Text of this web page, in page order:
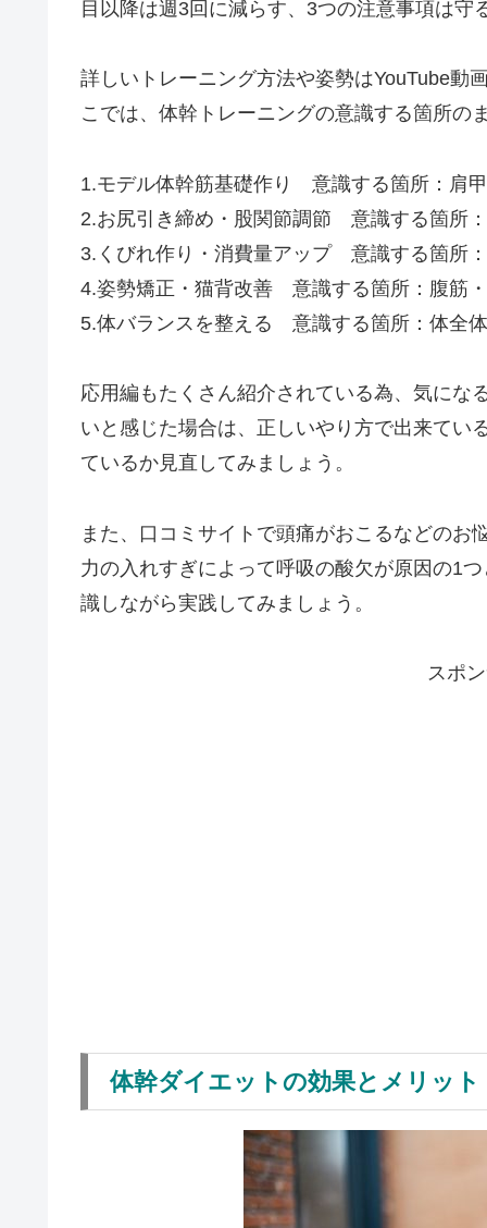
目以降は週3回に減らす、3つの注意事項は守
詳しいトレーニング方法や姿勢はYouTube動
こでは、体幹トレーニングの意識する箇所の
1.モデル体幹筋基礎作り 意識する箇所：肩
2.お尻引き締め・股関節調節 意識する箇所
3.くびれ作り・消費量アップ 意識する箇所
4.姿勢矯正・猫背改善 意識する箇所：腹筋
5.体バランスを整える 意識する箇所：体全体
応用編もたくさん紹介されている為、気にな
いと感じた場合は、正しいやり方で出来てい
ているか見直してみましょう。
また、口コミサイトで頭痛がおこるなどの
力の入れすぎによって呼吸の酸欠が原因の1
識しながら実践してみましょう。
スポ
体幹ダイエットの効果とメリット